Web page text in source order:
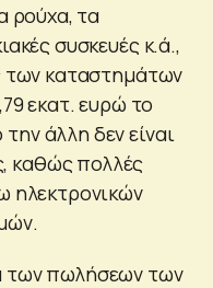
ρούχα, τα
συσκευές κ.ά.,
των καταστημάτων
εκατ. ευρώ το
άλλη δεν είναι
καθώς πολλές
ηλεκτρονικών
των πωλήσεων των